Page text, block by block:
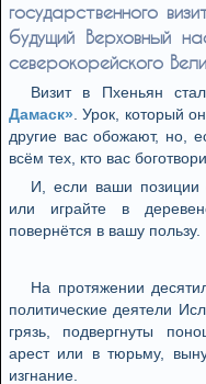
государственного
будущий Верховный
северокорейского
Визит в Пхеньян
Дамаск» . Урок, который
другие вас обожают, но,
всём тех, кто вас
И, если ваши позиции
или играйте в
повернётся в вашу пользу.
На протяжении
политические деятели
грязь, подвергнуты
арест или в тюрьму,
изгнание.